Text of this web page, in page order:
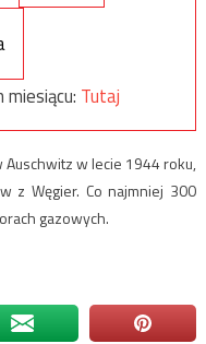
Tutaj
Auschwitz w lecie 1944 roku,
z Węgier. Co najmniej 300
gazowych.